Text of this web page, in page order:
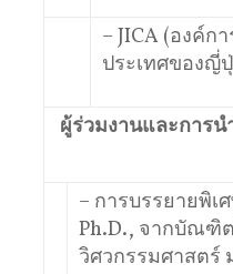
– JICA (องค์ก
ประเทศของญี่
ผู้ร่วมงานและการน
– การบรรยายพิเ
Ph.D., จากบัณฑิ
วิศวกรรมศาสตร์